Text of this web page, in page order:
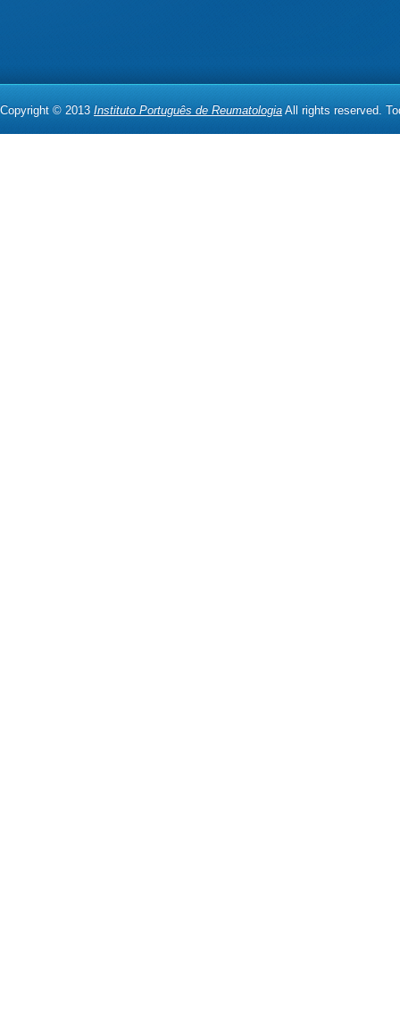
Copyright © 2013 Instituto Português de Reumatologia All rights reserved.